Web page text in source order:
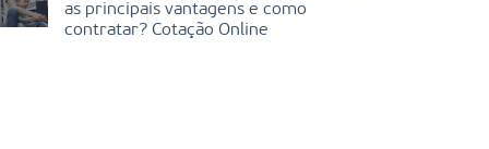
as principais vantagens e como
contratar? Cotação Online